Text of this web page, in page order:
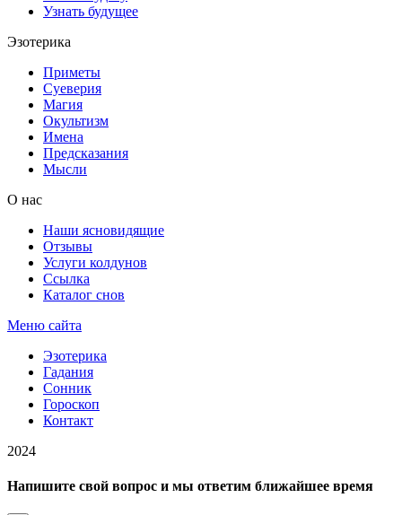
Узнать будущее
Эзотерика
Приметы
Суеверия
Магия
Окультизм
Имена
Предсказания
Мысли
О нас
Наши ясновидящие
Отзывы
Услуги колдунов
Ссылка
Каталог снов
Меню сайта
Эзотерика
Гадания
Сонник
Гороскоп
Контакт
2024
Напишите свой вопрос и мы ответим ближайшее время